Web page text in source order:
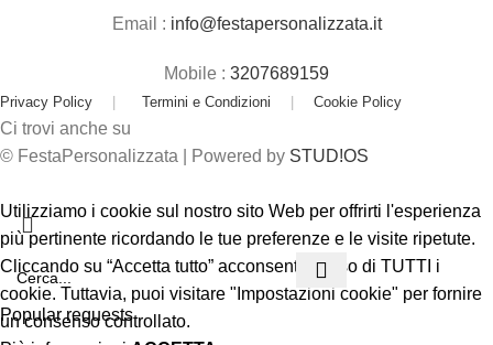
Email : info@festapersonalizzata.it
Mobile : 3207689159
Privacy Policy | Termini e Condizioni | Cookie Policy
Ci trovi anche su
© FestaPersonalizzata | Powered by STUD!OS
Popular requests
Utilizziamo i cookie sul nostro sito Web per offrirti l'esperienza
più pertinente ricordando le tue preferenze e le visite ripetute.
Cliccando su “Accetta tutto” acconsenti all'uso di TUTTI i
cookie. Tuttavia, puoi visitare "Impostazioni cookie" per fornire
un consenso controllato.